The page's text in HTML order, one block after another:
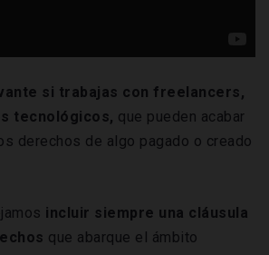
si trabajas con freelancers,
tecnológicos, que pueden acabar
derechos de algo pagado o creado
incluir siempre una cláusula
que abarque el ámbito